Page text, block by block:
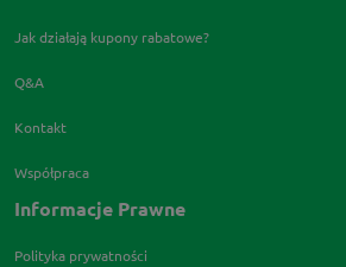
Jak działają kupony rabatowe?
Q&A
Kontakt
Współpraca
Informacje Prawne
Polityka prywatności